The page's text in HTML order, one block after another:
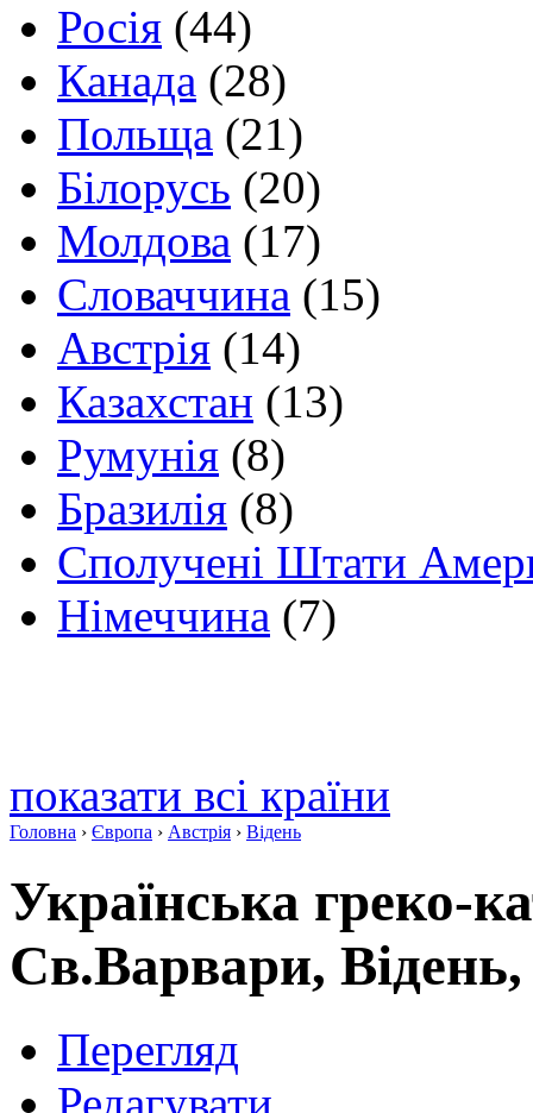
Росія (44)
Канада (28)
Польща (21)
Білорусь (20)
Молдова (17)
Словаччина (15)
Австрія (14)
Казахстан (13)
Румунія (8)
Бразилія (8)
Сполучені Штати
Німеччина (7)
показати всі країни
Головна › Європа › Австрія › Відень
Українська греко-
Св.Варвари, Відень,
Перегляд